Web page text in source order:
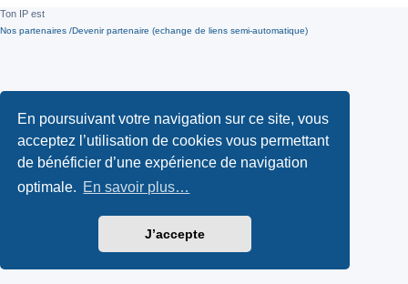
En poursuivant votre navigation sur ce site, vous
acceptez l’utilisation de cookies vous permettant
de bénéficier d’une expérience de navigation
optimale. En savoir plus…
J’accepte
Ton IP est
Nos partenaires /Devenir partenaire (echange de liens semi-automatique)